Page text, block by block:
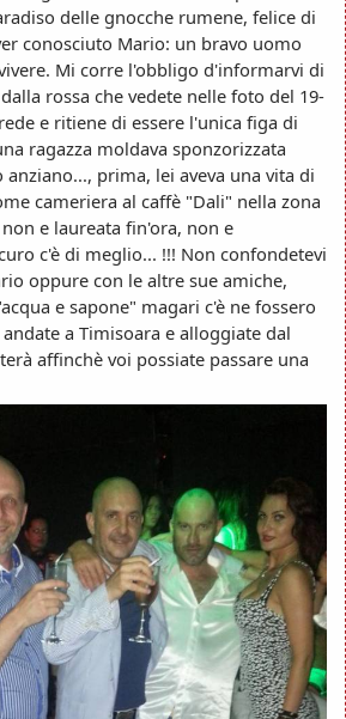
delle gnocche rumene, felice di
conosciuto Mario: un bravo uomo
Mi corre l'obbligo d'informarvi di
rossa che vedete nelle foto del 19-
e ritiene di essere l'unica figa di
ragazza moldava sponzorizzata
prima, lei aveva una vita di
cameriera al caffè "Dali" nella zona
e laureata fin'ora, non e
c'è di meglio... !!! Non confondetevi
oppure con le altre sue amiche,
e sapone" magari c'è ne fossero
a Timisoara e alloggiate dal
affinchè voi possiate passare una